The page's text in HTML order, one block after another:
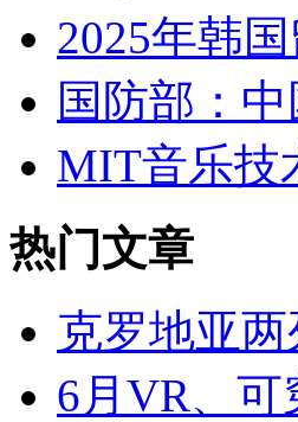
2025年韩
国防部：
MIT音乐技
热门文章
克罗地亚
6月VR、